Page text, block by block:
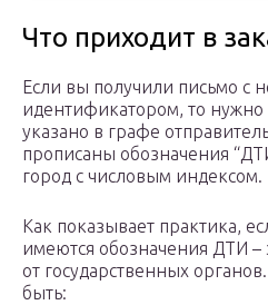
Что приходит в
Если вы получили письмо с
идентификатором, то нужно
указано в графе
прописаны обозначения
город с числовым индексом.
Как показывает практика,
имеются обозначения ДТИ –
от государственных
быть: